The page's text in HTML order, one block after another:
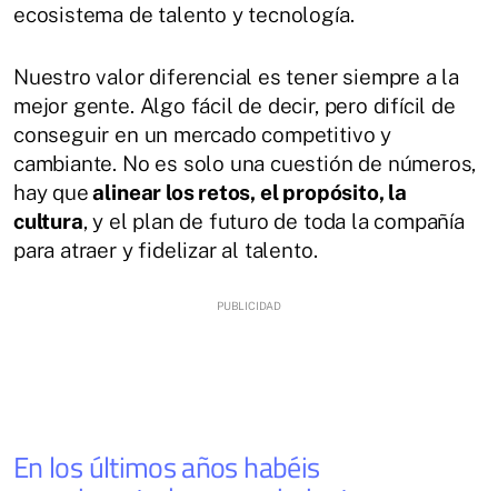
ecosistema de talento y tecnología.
Nuestro valor diferencial es tener siempre a la
mejor gente. Algo fácil de decir, pero difícil de
conseguir en un mercado competitivo y
cambiante. No es solo una cuestión de números,
hay quealinear los retos, el propósito, la
cultura, y el plan de futuro de toda la compañía
para atraer y fidelizar al talento.
En los últimos años habéis